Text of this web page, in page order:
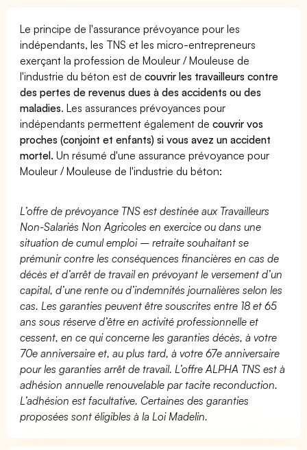
Le principe de l'assurance prévoyance pour les
indépendants, les TNS et les micro-entrepreneurs
exerçant la profession de Mouleur / Mouleuse de
l'industrie du béton est decouvrir les travailleurs contre
des pertes de revenus dues à des accidents ou des
maladies. Les assurances prévoyances pour
indépendants permettent également decouvrir vos
proches (conjoint et enfants) si vous avez un accident
mortel. Un résumé d'une assurance prévoyance pour
Mouleur / Mouleuse de l'industrie du béton:
L’offre de prévoyance TNS est destinée aux Travailleurs
Non-Salariés Non Agricoles en exercice ou dans une
situation de cumul emploi – retraite souhaitant se
prémunir contre les conséquences financières en cas de
décès et d’arrêt de travail en prévoyant le versement d’un
capital, d’une rente ou d’indemnités journalières selon les
cas. Les garanties peuvent être souscrites entre 18 et 65
ans sous réserve d’être en activité professionnelle et
cessent, en ce qui concerne les garanties décès, à votre
70e anniversaire et, au plus tard, à votre 67e anniversaire
pour les garanties arrêt de travail. L’offre ALPHA TNS est à
adhésion annuelle renouvelable par tacite reconduction.
L’adhésion est facultative. Certaines des garanties
proposées sont éligibles à la Loi Madelin.